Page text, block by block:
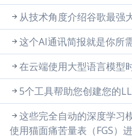
从技术角度介绍谷歌最强
这个AI通讯简报就是你所
在云端使用大型语言模型
5个工具帮助您创建您的
这些完全自动的深度学习
使用猫面痛苦量表（FGS）